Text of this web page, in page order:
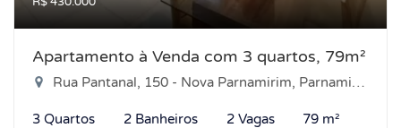
Apartamento à Venda com 3 quartos, 79m²
Rua Pantanal, 150 - Nova Parnamirim, Parnamirim-RN
3 Quartos 2 Banheiros 2 Vagas 79 m²